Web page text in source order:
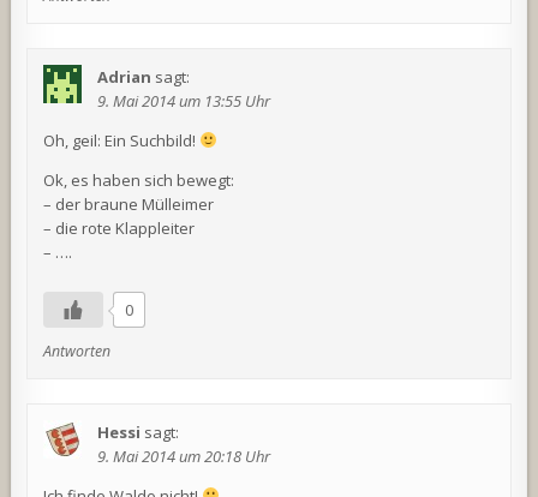
Adrian sagt:
9. Mai 2014 um 13:55 Uhr
Oh, geil: Ein Suchbild!
Ok, es haben sich bewegt:
– der braune Mülleimer
– die rote Klappleiter
– ….
0
Antworten
Hessi sagt:
9. Mai 2014 um 20:18 Uhr